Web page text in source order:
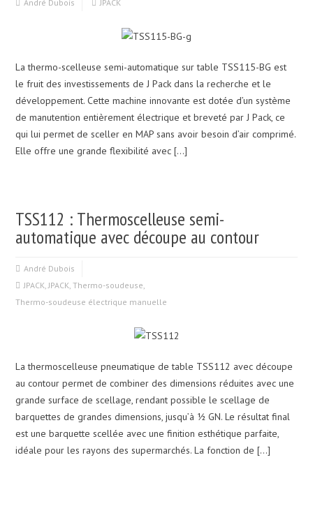
André Dubois JPACK
La thermo-scelleuse semi-automatique sur table TSS115-BG est
le fruit des investissements de J Pack dans la recherche et le
développement. Cette machine innovante est dotée d’un système
de manutention entièrement électrique et breveté par J Pack, ce
qui lui permet de sceller en MAP sans avoir besoin d’air comprimé.
Elle offre une grande flexibilité avec […]
TSS112 : Thermoscelleuse semi-
automatique avec découpe au contour
André Dubois
JPACK,JPACK,Thermo-soudeuse,
Thermo-soudeuse électrique manuelle
La thermoscelleuse pneumatique de table TSS112 avec découpe
au contour permet de combiner des dimensions réduites avec une
grande surface de scellage, rendant possible le scellage de
barquettes de grandes dimensions, jusqu’à ½ GN. Le résultat final
est une barquette scellée avec une finition esthétique parfaite,
idéale pour les rayons des supermarchés. La fonction de […]